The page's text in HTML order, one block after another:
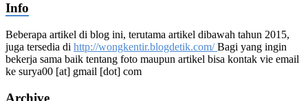
Info
Beberapa artikel di blog ini, terutama artikel dibawah tahun 2015,
juga tersedia di http://wongkentir.blogdetik.com/Bagi yang ingin
bekerja sama baik tentang foto maupun artikel bisa kontak vie email
ke surya00 [at] gmail [dot] com
Archive